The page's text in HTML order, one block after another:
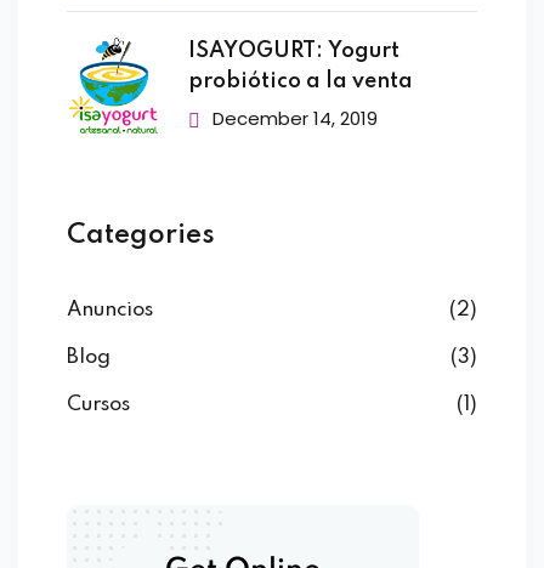
ISAYOGURT: Yogurt
probiótico a la venta
December 14, 2019
Categories
Anuncios (2)
Blog (3)
Cursos (1)